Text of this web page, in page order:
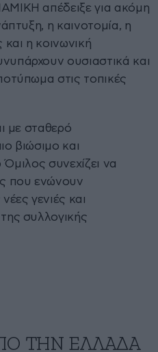
απέδειξε για ακόμη
η καινοτομία, η
η κοινωνική
ουσιαστικά και
στις τοπικές
με σταθερό
βιώσιμο και
συνεχίζει να
που ενώνουν
γενιές και
συλλογικής
ΤΗΝ ΕΛΛΑΔΑ